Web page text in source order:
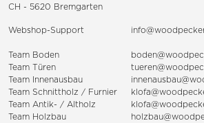
CH - 5620 Bremgarten
Webshop-Support
Team Boden
Team Türen
Team Innenausbau
Team Schnittholz / Furnier
Team Antik- / Altholz
Team Holzbau